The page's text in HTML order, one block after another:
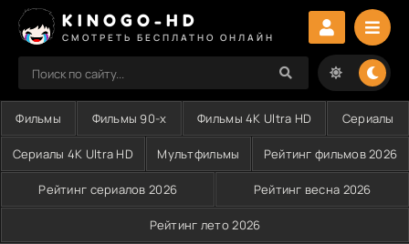
KINOGO-HD
СМОТРЕТЬ БЕСПЛАТНО ОНЛАЙН
Фильмы Фильмы 90-х Фильмы 4K Ultra HD Сериалы
Сериалы 4K Ultra HD Мультфильмы Рейтинг фильмов 2026
Рейтинг сериалов 2026 Рейтинг весна 2026
Рейтинг лето 2026